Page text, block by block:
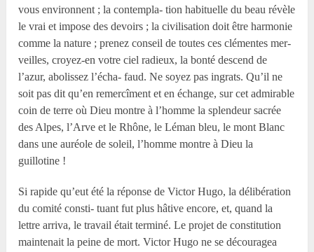
vous environnent ; la contempla- tion habituelle du beau révèle
le vrai et impose des devoirs ; la civilisation doit être harmonie
comme la nature ; prenez conseil de toutes ces clémentes mer-
veilles, croyez-en votre ciel radieux, la bonté descend de
l’azur, abolissez l’écha- faud. Ne soyez pas ingrats. Qu’il ne
soit pas dit qu’en remercîment et en échange, sur cet admirable
coin de terre où Dieu montre à l’homme la splendeur sacrée
des Alpes, l’Arve et le Rhône, le Léman bleu, le mont Blanc
dans une auréole de soleil, l’homme montre à Dieu la
guillotine !
Si rapide qu’eut été la réponse de Victor Hugo, la délibération
du comité consti- tuant fut plus hâtive encore, et, quand la
lettre arriva, le travail était terminé. Le projet de constitution
maintenait la peine de mort. Victor Hugo ne se découragea